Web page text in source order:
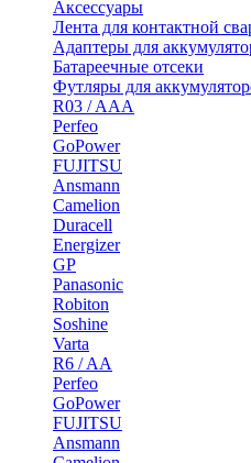
Аксессуары
Лента для контактной
Адаптеры для
Батареечные отсеки
Футляры для
R03 / AAA
Perfeo
GoPower
FUJITSU
Ansmann
Camelion
Duracell
Energizer
GP
Panasonic
Robiton
Soshine
Varta
R6 / AA
Perfeo
GoPower
FUJITSU
Ansmann